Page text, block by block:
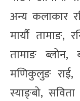
अन्य कलाकार
मार्यौं तामाङ,
तामाङ ब्लोन,
मणिकुलुङ राई,
स्याङ्बो,